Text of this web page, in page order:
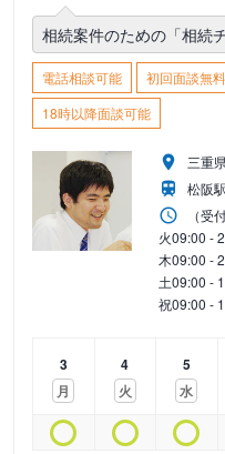
相続案件のための「相続
電話相談可能 初回面談無料
18時以降面談可能
三重
松阪駅
（受
火09:00 -
木09:00 -
土09:00 -
祝09:00 -
3
月
4
火
5
水